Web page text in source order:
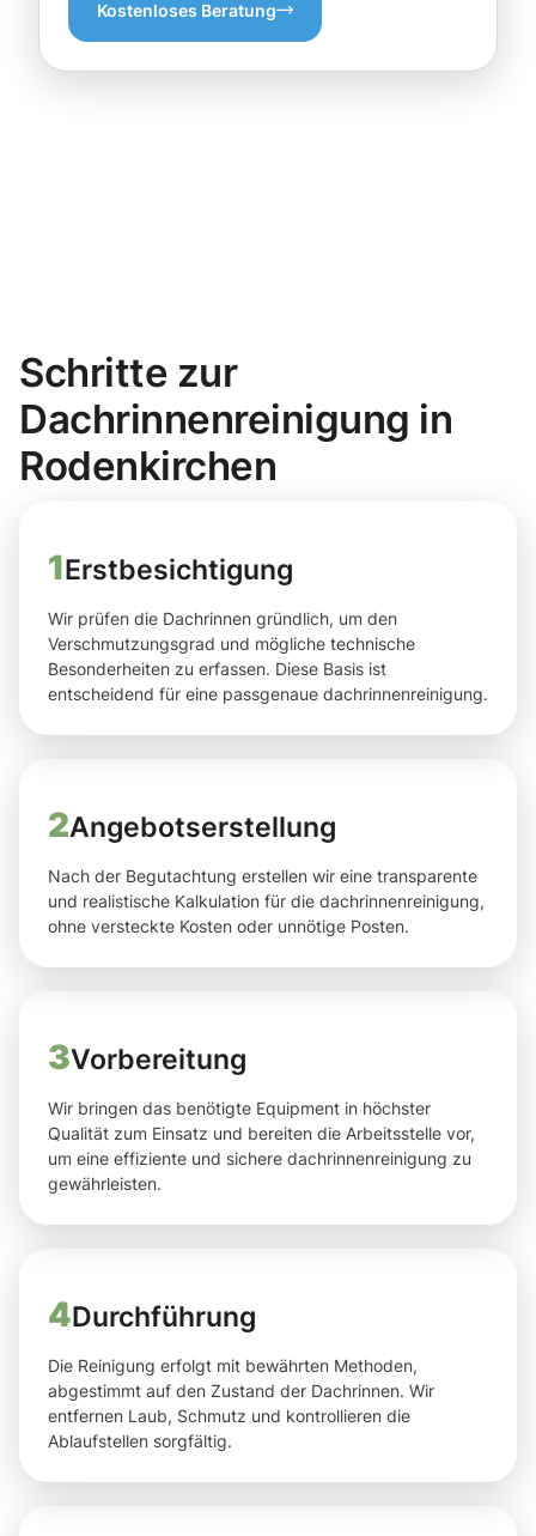
Kostenloses Beratung
Schritte zur
Dachrinnenreinigung in
Rodenkirchen
1Erstbesichtigung
Wir prüfen die Dachrinnen gründlich, um den
Verschmutzungsgrad und mögliche technische
Besonderheiten zu erfassen. Diese Basis ist
entscheidend für eine passgenaue dachrinnenreinigung.
2Angebotserstellung
Nach der Begutachtung erstellen wir eine transparente
und realistische Kalkulation für die dachrinnenreinigung,
ohne versteckte Kosten oder unnötige Posten.
3Vorbereitung
Wir bringen das benötigte Equipment in höchster
Qualität zum Einsatz und bereiten die Arbeitsstelle vor,
um eine effiziente und sichere dachrinnenreinigung zu
gewährleisten.
4Durchführung
Die Reinigung erfolgt mit bewährten Methoden,
abgestimmt auf den Zustand der Dachrinnen. Wir
entfernen Laub, Schmutz und kontrollieren die
Ablaufstellen sorgfältig.